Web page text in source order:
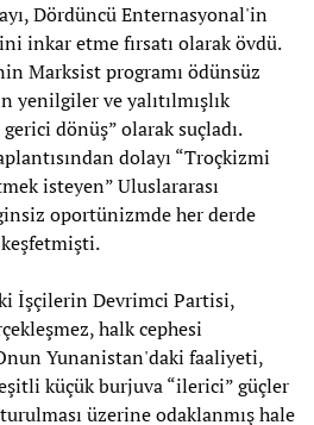
Dördüncü Enternasyonal'in
inkar etme fırsatı olarak övdü.
Marksist programı ödünsüz
yenilgiler ve yalıtılmışlık
dönüş” olarak suçladı.
dolayı “Troçkizmi
isteyen” Uluslararası
oportünizmde her derde
İşçilerin Devrimci Partisi,
halk cephesi
Yunanistan'daki faaliyeti,
küçük burjuva “ilerici” güçler
üzerine odaklanmış hale